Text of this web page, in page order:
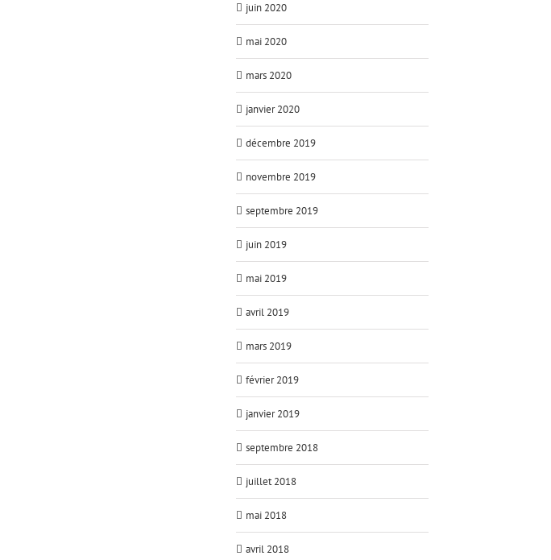
juin 2020
mai 2020
mars 2020
janvier 2020
décembre 2019
novembre 2019
septembre 2019
juin 2019
mai 2019
avril 2019
mars 2019
février 2019
janvier 2019
septembre 2018
juillet 2018
mai 2018
avril 2018